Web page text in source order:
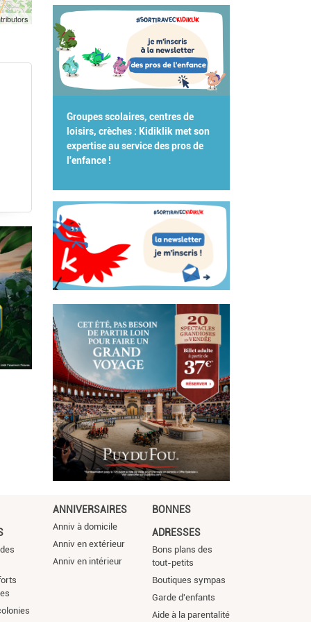
Groupes scolaires, centres de
loisirs, crèches : Kidiklik met son
expertise au service des pros de
l'enfance !
ANNIVERSAIRES
Anniv à domicile
Anniv en extérieur
Anniv en intérieur
BONNES
ADRESSES
Bons plans des
tout-petits
Boutiques sympas
Garde d'enfants
Aide à la parentalité